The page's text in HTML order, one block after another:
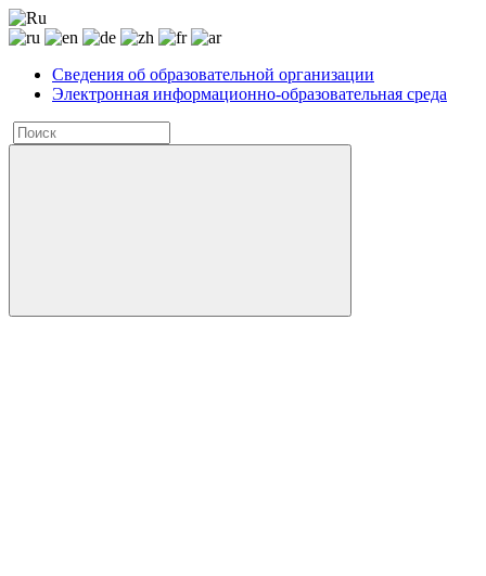
Сведения об образовательной организации
Электронная информационно-образовательная среда